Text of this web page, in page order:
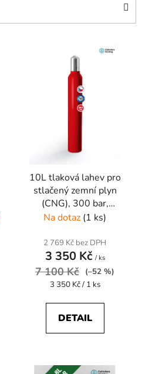
10L tlaková lahev pro
stlačený zemní plyn
(CNG), 300 bar,
Vítkovice Cylinders
Na dotaz (1 ks)
2 769 Kč bez DPH
3 350 Kč / ks
7 100 Kč
(–52 %)
Měrná
3 350 Kč / 1 ks
DETAIL